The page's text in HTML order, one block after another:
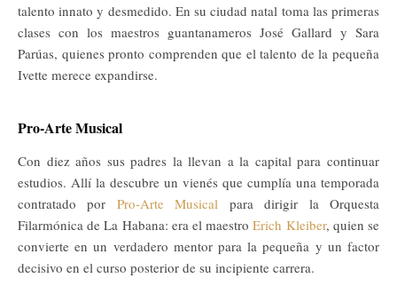
talento innato y desmedido. En su ciudad natal toma las primeras
clases con los maestros guantanameros José Gallard y Sara
Parúas, quienes pronto comprenden que el talento de la pequeña
Ivette merece expandirse.
Pro-Arte Musical
Con diez años sus padres la llevan a la capital para continuar
estudios. Allí la descubre un vienés que cumplía una temporada
contratado por Pro-Arte Musical para dirigir la Orquesta
Filarmónica de La Habana: era el maestroErich Kleiber, quien se
convierte en un verdadero mentor para la pequeña y un factor
decisivo en el curso posterior de su incipiente carrera.